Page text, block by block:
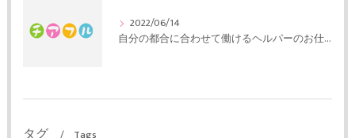
2022/06/14
自分の都合に合わせて働けるヘルパーのお仕事です